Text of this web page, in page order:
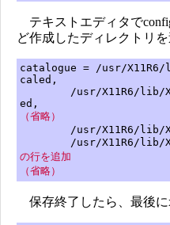
テキストエディタで
ど作成したディレクトリを
catalogue = /usr/
caled,
/usr/X11R6/lib/
ed,
（省略）
/usr/X11R6/lib/
/usr/X11R6/lib/
の行を追加
（省略）
保存終了したら、最後に